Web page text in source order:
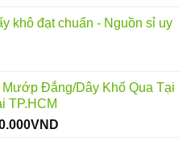
79.000VND
khô đạt chuẩn - Nguồn sỉ uy
Đắng/Dây Khổ Qua Tại
TP.HCM
VND